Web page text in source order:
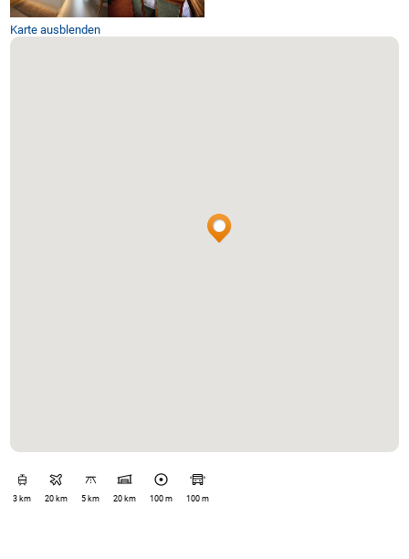
Karte ausblenden
3 km 20 km 5 km 20 km 100 m 100 m